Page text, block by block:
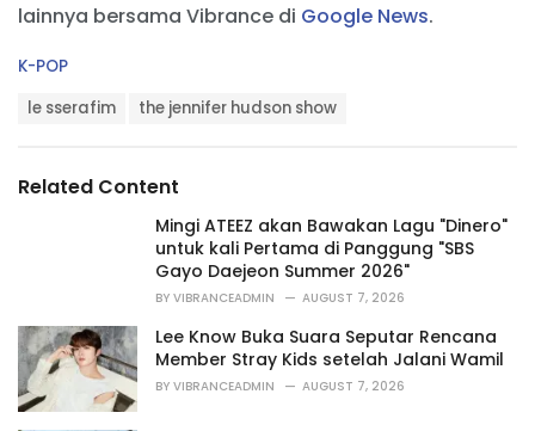
lainnya bersama Vibrance di Google News.
C
r
K-POP
:
le sserafim the jennifer hudson show
Related Content
Mingi ATEEZ akan Bawakan Lagu "Dinero"
untuk kali Pertama di Panggung "SBS
Gayo Daejeon Summer 2026"
BY VIBRANCEADMIN AUGUST 7, 2026
Lee Know Buka Suara Seputar Rencana
Member Stray Kids setelah Jalani Wamil
BY VIBRANCEADMIN AUGUST 7, 2026